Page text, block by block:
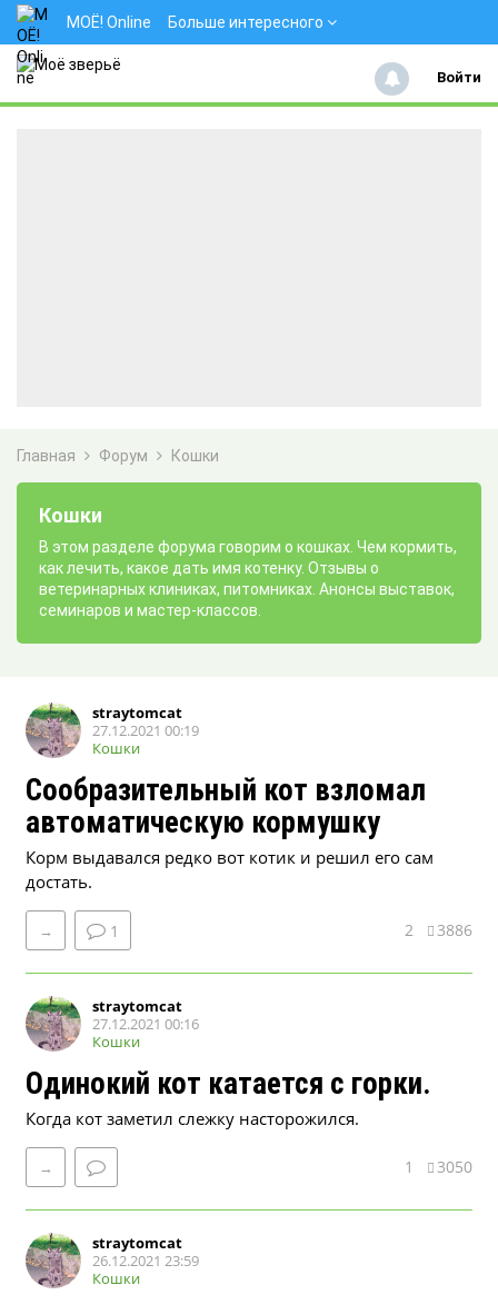
МОЁ! Online Больше интересного
Войти
Главная Форум Кошки
Кошки
В этом разделе форума говорим о кошках. Чем кормить,
как лечить, какое дать имя котенку. Отзывы о
ветеринарных клиниках, питомниках. Анонсы выставок,
семинаров и мастер-классов.
straytomcat
27.12.2021 00:19
Кошки
Сообразительный кот взломал
автоматическую кормушку
Корм выдавался редко вот котик и решил его сам
достать.
→ 1 2 3886
straytomcat
27.12.2021 00:16
Кошки
Одинокий кот катается с горки.
Когда кот заметил слежку насторожился.
→ 1 3050
straytomcat
26.12.2021 23:59
Кошки